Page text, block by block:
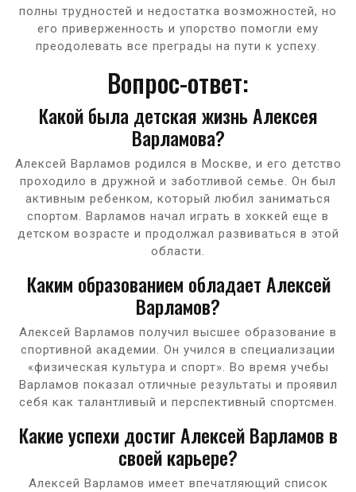
полны трудностей и недостатка возможностей, но
его приверженность и упорство помогли ему
преодолевать все преграды на пути к успеху.
Вопрос-ответ:
Какой была детская жизнь Алексея
Варламова?
Алексей Варламов родился в Москве, и его детство
проходило в дружной и заботливой семье. Он был
активным ребенком, который любил заниматься
спортом. Варламов начал играть в хоккей еще в
детском возрасте и продолжал развиваться в этой
области.
Каким образованием обладает Алексей
Варламов?
Алексей Варламов получил высшее образование в
спортивной академии. Он учился в специализации
«физическая культура и спорт». Во время учебы
Варламов показал отличные результаты и проявил
себя как талантливый и перспективный спортсмен.
Какие успехи достиг Алексей Варламов в
своей карьере?
Алексей Варламов имеет впечатляющий список